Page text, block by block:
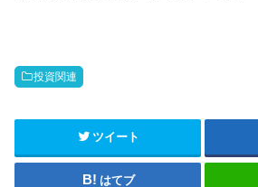
投資関連
ツイート
はてブ